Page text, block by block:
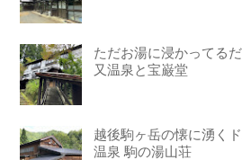
ただお湯に浸かってる
又温泉と宝巌堂
越後駒ヶ岳の懐に湧く
温泉 駒の湯山荘